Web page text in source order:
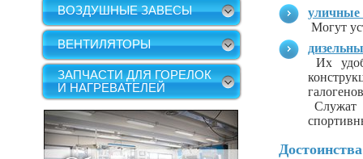
ВОЗДУШНЫЕ ЗАВЕСЫ
ВЕНТИЛЯТОРЫ
ЗАПЧАСТИ ДЛЯ ГОРЕЛОК
И НАГРЕВАТЕЛЕЙ
уличные
Могут
Их
Служат